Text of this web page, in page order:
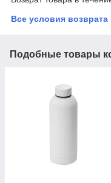
Все условия возврата
Подобные товары